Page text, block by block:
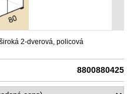
2-dverová, policová
8800880425